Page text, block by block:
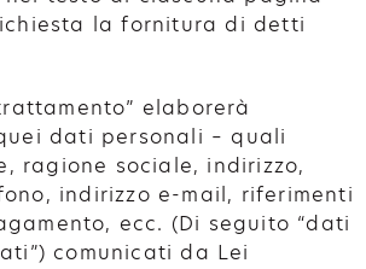
la fornitura di detti
elaborerà
dati personali – quali
ragione sociale, indirizzo,
indirizzo e-mail, riferimenti
ecc. (Di seguito “dati
comunicati da Lei